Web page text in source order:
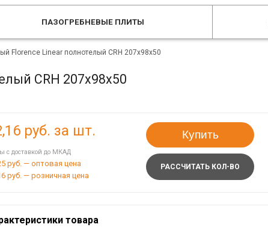
ПАЗОГРЕБНЕВЫЕ ПЛИТЫ
Florence Linear полнотелый CRH 207x98x50
CRH 207x98x50
руб. за шт.
с доставкой до МКАД
руб. — оптовая цена
руб. — розничная цена
Купить
РАССЧИТАТЬ КОЛ-ВО
товара